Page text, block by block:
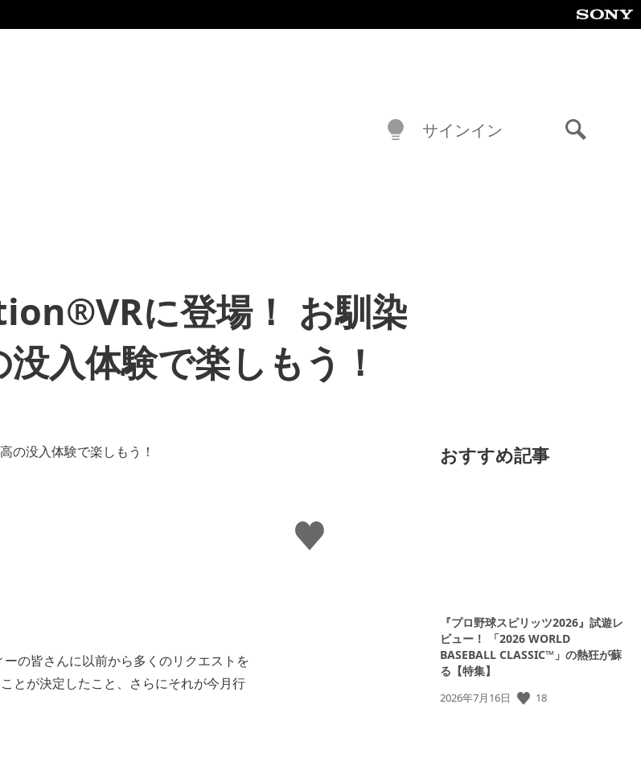
サインイン
に登場！ お馴染
入体験で楽しもう！
い
い
ね
の皆さんに以前から多くのリクエストを
とが決定したこと、さらにそれが今月行
おすすめ記事
『プロ野球スピリッツ2026』試遊レ
ビュー！ 「2026 WORLD
BASEBALL CLASSIC™」の熱狂が蘇
る【特集】
公
2026年7月16日 18